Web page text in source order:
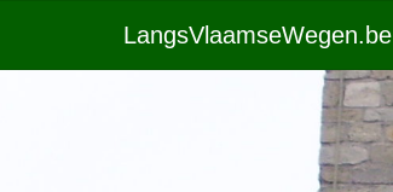
LangsVlaamseWegen.be